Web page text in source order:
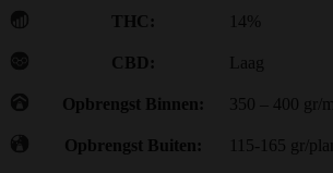
THC: 14%
CBD: Laag
Opbrengst Binnen: 350 – 400 gr/
Opbrengst Buiten: 115-165 gr/